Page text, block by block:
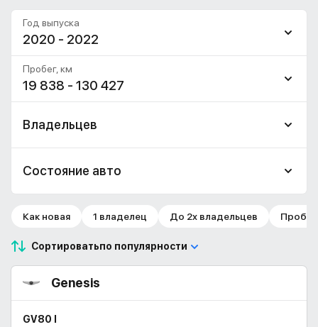
2020 - 2022
Год выпуска
19 838 - 130 427
Пробег, км
Владельцев
Состояние авто
Как новая 1 владелец До 2х владельцев
Сортироватьпо популярности
Genesis
GV80 I